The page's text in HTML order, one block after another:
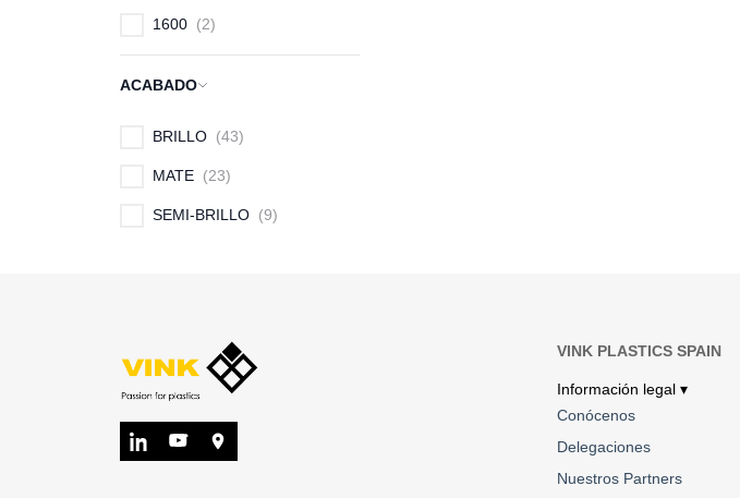
1600 2
ACABADO
BRILLO 43
MATE 23
SEMI-BRILLO 9
VINK PLASTICS SPAIN
Información legal ▾
Conócenos
Delegaciones
Nuestros Partners